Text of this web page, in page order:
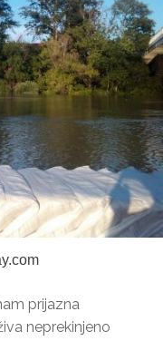
prijazna
neprekinjeno